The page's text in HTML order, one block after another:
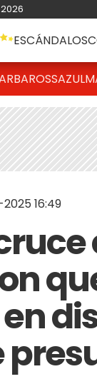
2026
ESCÁNDALOS
16:49